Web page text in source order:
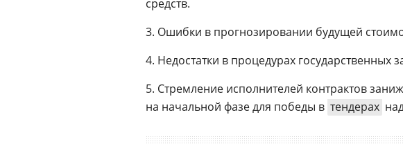
средств.
3. Ошибки в прогнозировании будущей
4. Недостатки в процедурах государственных
5. Стремление исполнителей контрактов
на начальной фазе для победы в тендерах